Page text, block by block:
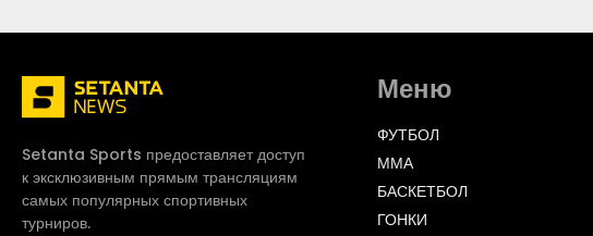
Setanta Sports предоставляет доступ
к эксклюзивным прямым трансляциям
самых популярных спортивных
турниров.
Меню
ФУТБОЛ
ММА
БАСКЕТБОЛ
ГОНКИ